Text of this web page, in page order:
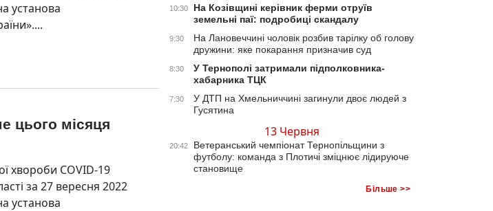
установа
цього місяця
хвороби COVID-19
за 27 вересня 2022
установа
10:30
На Козівщині керівник ферми отруїв
земельні паї: подробиці скандалу
9:30
На Лановеччині чоловік розбив тарілку об голову
дружини: яке покарання призначив суд
8:30
У Тернополі затримали підполковника-
хабарника ТЦК
7:30
У ДТП на Хмельниччині загинули двоє людей з
Гусятина
13 Червня
20:42
Ветеранський чемпіонат Тернопільщини з
футболу: команда з Плотичі зміцнює лідируюче
становище
Більше >>